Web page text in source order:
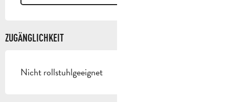
ZUGÄNGLICHKEIT
Nicht rollstuhlgeeignet